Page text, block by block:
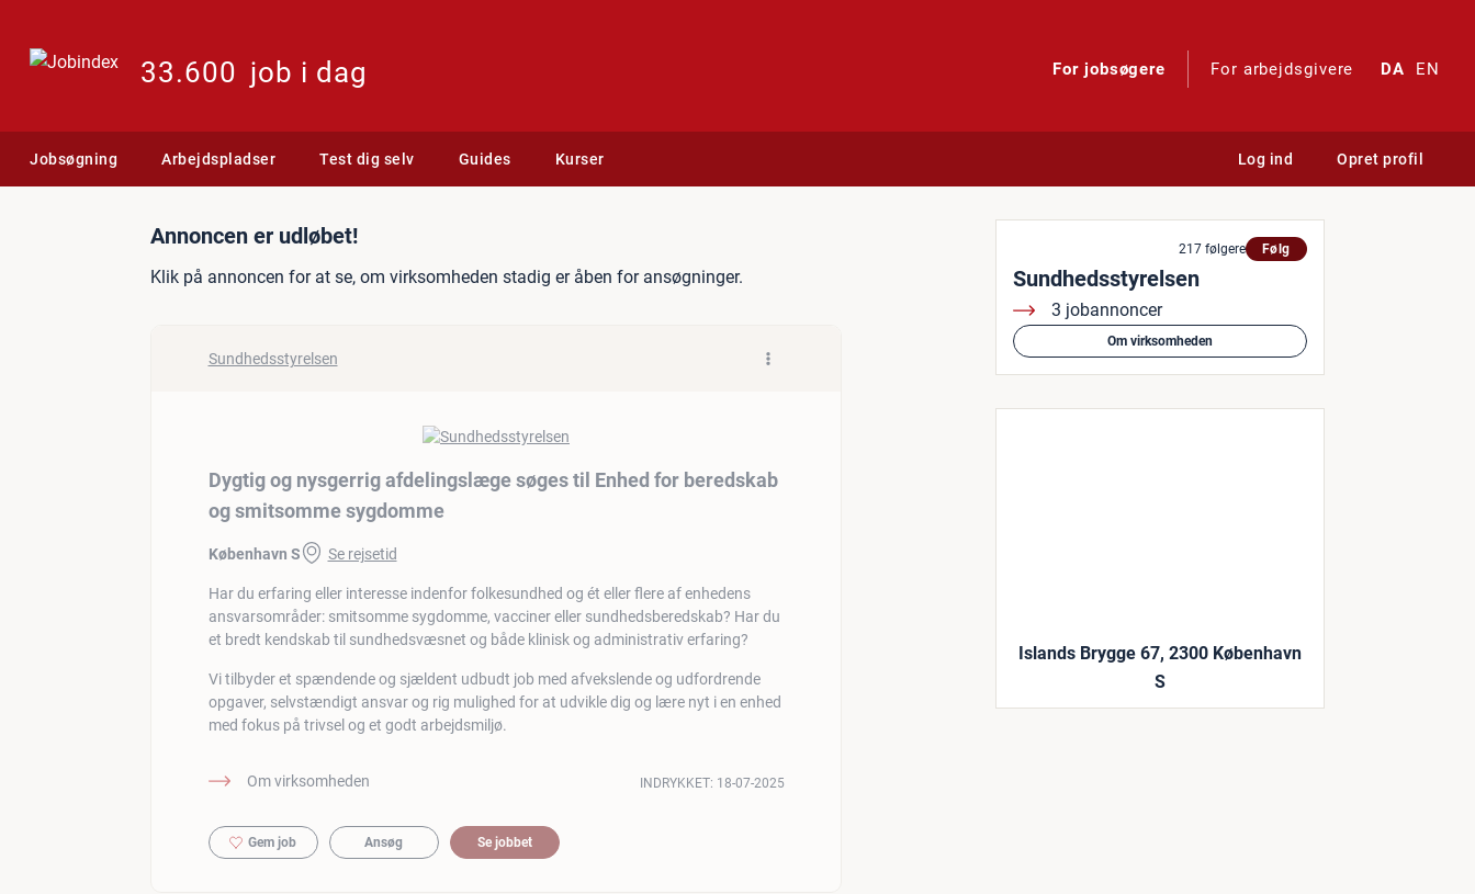
33.600 job i dag For jobsøgere For arbejdsgivere DA EN
Jobsøgning Arbejdspladser Test dig selv Guides Kurser Log ind Opret profil
Jobannonce: Dygtig og nysgerrig afdelingslæge søges til Enhed for beredskab
Annoncen er udløbet!
Klik på annoncen for at se, om virksomheden stadig er åben for ansøgninger.
Sundhedsstyrelsen
Dygtig og nysgerrig afdelingslæge søges til Enhed for beredskab
og smitsomme sygdomme
København S Se rejsetid
Har du erfaring eller interesse indenfor folkesundhed og ét eller flere af enhedens
ansvarsområder: smitsomme sygdomme, vacciner eller sundhedsberedskab? Har du
et bredt kendskab til sundhedsvæsnet og både klinisk og administrativ erfaring?
Vi tilbyder et spændende og sjældent udbudt job med afvekslende og udfordrende
opgaver, selvstændigt ansvar og rig mulighed for at udvikle dig og lære nyt i en enhed
med fokus på trivsel og et godt arbejdsmiljø.
Om virksomheden INDRYKKET: 18-07-2025
Gem job Ansøg Se jobbet
217 følgere Følg
Sundhedsstyrelsen
3 jobannoncer
Om virksomheden
Islands Brygge 67, 2300 København
S